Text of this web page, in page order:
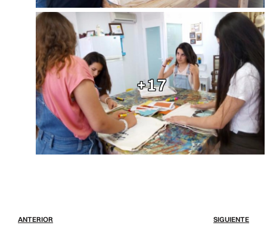
+17
ANTERIOR SIGUIENTE